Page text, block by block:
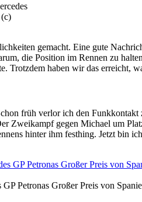
gemacht. Eine gute
die Position im Rennen zu
Trotzdem haben wir das erreicht,
früh verlor ich den
Zweikampf gegen Michael um
hinter ihm festhing. Jetzt bin
Petronas Großer Preis von